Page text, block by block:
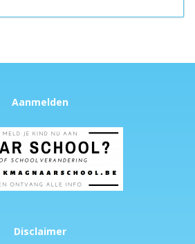
Aanmelden
Disclaimer